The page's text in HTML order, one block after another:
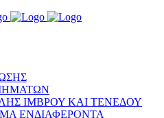
ΙΜΒΡΟΥ ΚΑΙ ΤΕΝΕΔΟΥ
ΕΝΔΙΑΦΕΡΟΝΤΑ